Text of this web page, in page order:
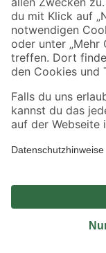
Jetzt die toom-App
Alle Preisangaben in EUR
Umständen nicht in allen
Produkte nur solange der
*Paketversand ab 59 €
Nutzungsbedingungen